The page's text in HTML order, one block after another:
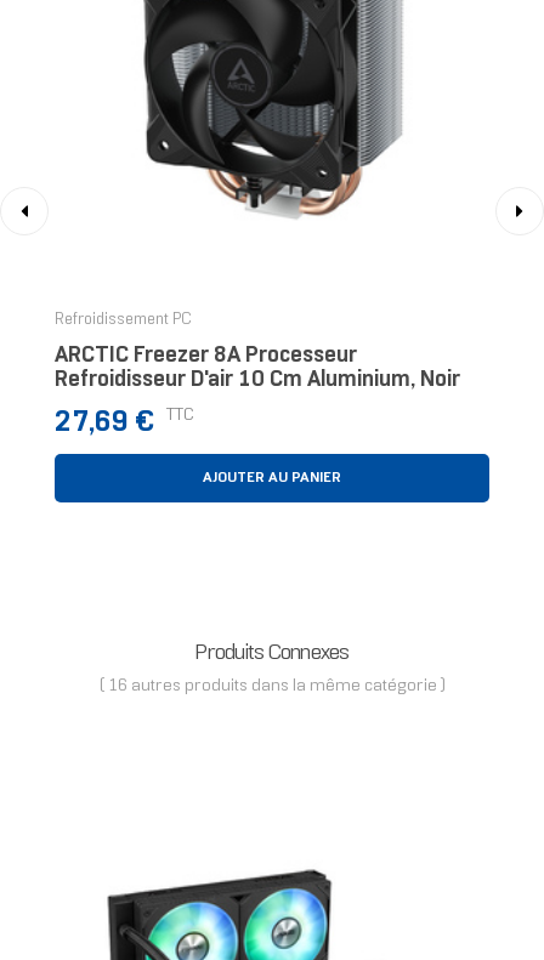
Refroidissement PC
ARCTIC Freezer 8A Processeur
Refroidisseur D'air 10 Cm Aluminium, Noir
Prix
27,69 € TTC
AJOUTER AU PANIER
Produits Connexes
( 16 autres produits dans la même catégorie )